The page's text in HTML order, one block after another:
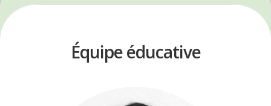
Équipe éducative